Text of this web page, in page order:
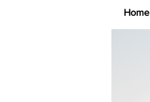
Home